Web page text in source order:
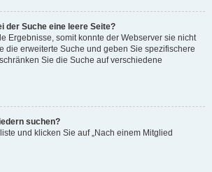
der Suche eine leere Seite?
Ergebnisse, somit konnte der Webserver sie nicht
die erweiterte Suche und geben Sie spezifischere
Sie die Suche auf verschiedene
suchen?
und klicken Sie auf „Nach einem Mitglied